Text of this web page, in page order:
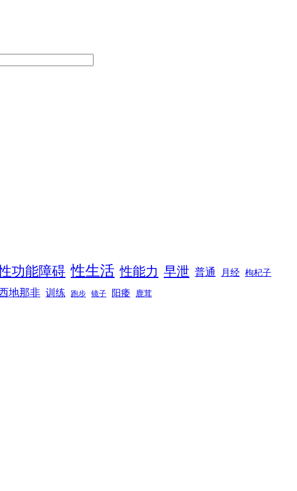
功能障碍 性生活 性能力 早泄 普通 月经 枸杞子
地那非 训练 跑步 镜子 阳痿 鹿茸